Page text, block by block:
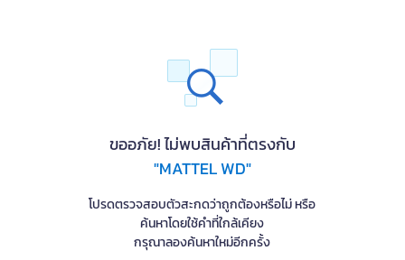
ขออภัย! ไม่พบสินค้าที่ตรงกับ
"MATTEL WD"
โปรดตรวจสอบตัวสะกดว่าถูกต้องหรือไม่ หรือ
ค้นหาโดยใช้คำที่ใกล้เคียง
กรุณาลองค้นหาใหม่อีกครั้ง